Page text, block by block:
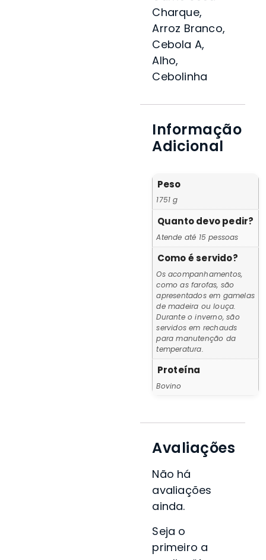
Charque,
Arroz Branco,
Cebola A,
Alho,
Cebolinha
Informação
Adicional
Peso
1751 g
Quanto devo pedir?
Atende até 15 pessoas
Como é servido?
Os acompanhamentos,
como as farofas, são
apresentados em gamelas
de madeira ou louça.
Durante o inverno, são
servidos em rechauds
para manutenção da
temperatura.
Proteína
Bovino
Avaliações
Não há
avaliações
ainda.
Seja o
primeiro a